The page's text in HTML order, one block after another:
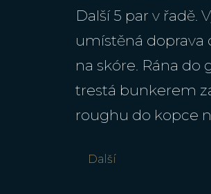
Další 5 par v řadě.
umístěná doprava
na skóre. Rána
trestá bunkerem
roughu do kopce
Další